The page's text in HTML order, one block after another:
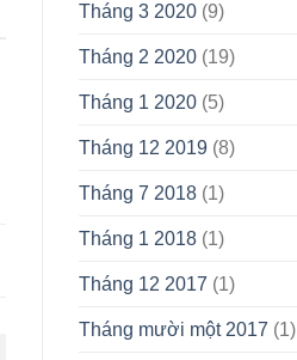
Tháng 3 2020(9)
Tháng 2 2020(19)
Tháng 1 2020(5)
Tháng 12 2019(8)
Tháng 7 2018(1)
Tháng 1 2018(1)
Tháng 12 2017 (1)
Tháng mười một 2017 (1)